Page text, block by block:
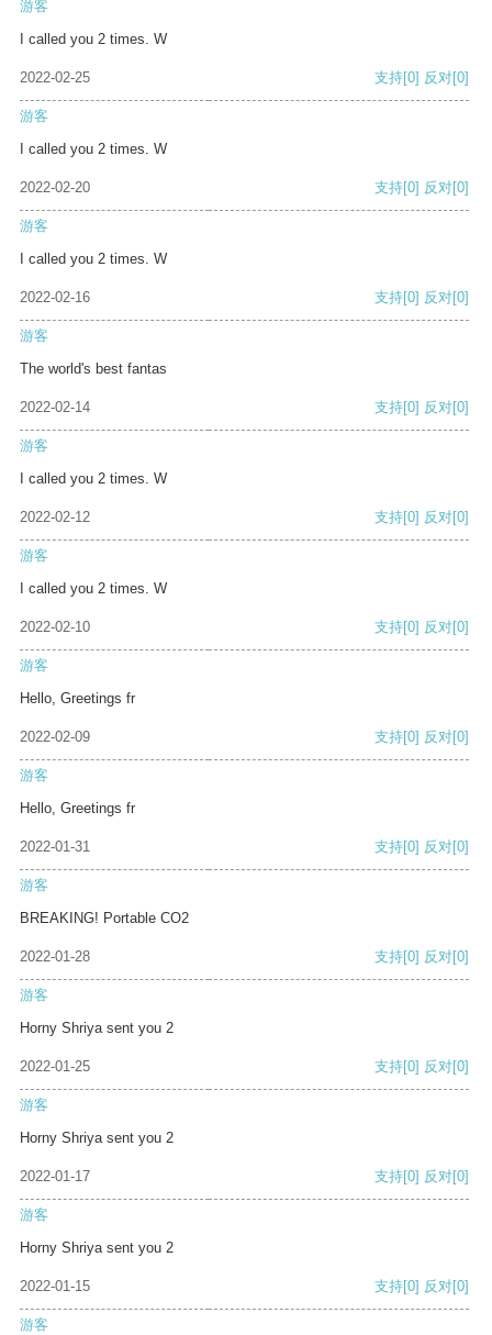
游客
I called you 2 times. W
2022-02-25 支持[0] 反对[0]
游客
I called you 2 times. W
2022-02-20 支持[0] 反对[0]
游客
I called you 2 times. W
2022-02-16 支持[0] 反对[0]
游客
The world's best fantas
2022-02-14 支持[0] 反对[0]
游客
I called you 2 times. W
2022-02-12 支持[0] 反对[0]
游客
I called you 2 times. W
2022-02-10 支持[0] 反对[0]
游客
Hello, Greetings fr
2022-02-09 支持[0] 反对[0]
游客
Hello, Greetings fr
2022-01-31 支持[0] 反对[0]
游客
BREAKING! Portable CO2
2022-01-28 支持[0] 反对[0]
游客
Horny Shriya sent you 2
2022-01-25 支持[0] 反对[0]
游客
Horny Shriya sent you 2
2022-01-17 支持[0] 反对[0]
游客
Horny Shriya sent you 2
2022-01-15 支持[0] 反对[0]
游客